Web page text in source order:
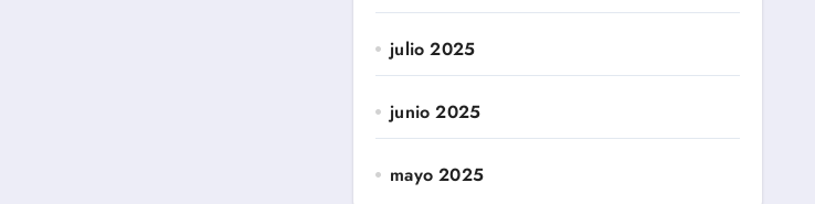
julio 2025
junio 2025
mayo 2025